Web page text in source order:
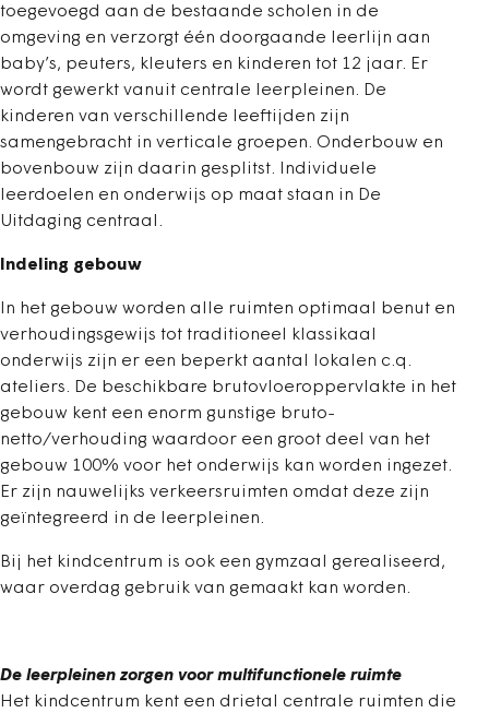
toegevoegd aan de bestaande scholen in de
omgeving en verzorgt één doorgaande leerlijn aan
baby’s, peuters, kleuters en kinderen tot 12 jaar. Er
wordt gewerkt vanuit centrale leerpleinen. De
kinderen van verschillende leeftijden zijn
samengebracht in verticale groepen. Onderbouw en
bovenbouw zijn daarin gesplitst. Individuele
leerdoelen en onderwijs op maat staan in De
Uitdaging centraal.
Indeling gebouw
In het gebouw worden alle ruimten optimaal benut en
verhoudingsgewijs tot traditioneel klassikaal
onderwijs zijn er een beperkt aantal lokalen c.q.
ateliers. De beschikbare brutovloeroppervlakte in het
gebouw kent een enorm gunstige bruto-
netto/verhouding waardoor een groot deel van het
gebouw 100% voor het onderwijs kan worden ingezet.
Er zijn nauwelijks verkeersruimten omdat deze zijn
geïntegreerd in de leerpleinen.
Bij het kindcentrum is ook een gymzaal gerealiseerd,
waar overdag gebruik van gemaakt kan worden.
De leerpleinen zorgen voor multifunctionele ruimte
Het kindcentrum kent een drietal centrale ruimten die